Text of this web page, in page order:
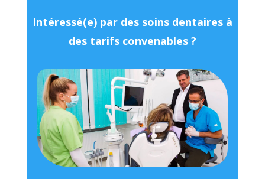
Intéressé(e) par des soins dentaires à
des tarifs convenables ?